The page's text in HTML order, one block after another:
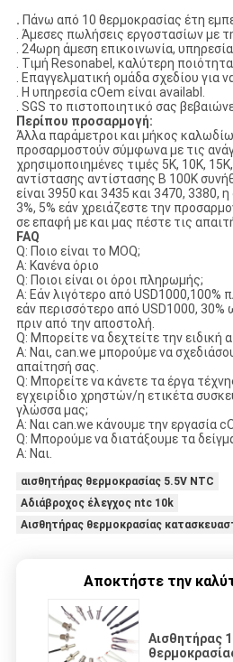
. Πάνω από 10 θερμοκρασίας έτη
. Άμεσες πωλήσεις εργοστασίων με
. 24ωρη άμεση επικοινωνία,
. Τιμή Resonabel, καλύτερη
. Επαγγελματική ομάδα σχεδίου για
. Η υπηρεσία cOem είναι availabl.
. SGS το πιστοποιητικό σας
Περίπου προσαρμογή:
Άλλα παράμετροι και μήκος
προσαρμοστούν σύμφωνα με τις
χρησιμοποιημένες τιμές 5K, 10K,
αντίστασης αντίστασης Β 100K
είναι 3950 και 3435 και 3470, 3380, η
3%, 5% εάν χρειάζεστε την
σε επαφή με και μας πέστε τις
FAQ
Q: Ποιο είναι το MOQ;
Α: Κανένα όριο
Q: Ποιοι είναι οι όροι πληρωμής;
Α: Εάν λιγότερο από USD1000,100%
εάν περισσότερο από USD1000, 30%
πριν από την αποστολή.
Q: Μπορείτε να δεχτείτε την ειδική
Α: Ναι, can.we μπορούμε να
απαίτησή σας.
Q: Μπορείτε να κάνετε τα έργα
εγχειρίδιο χρηστών/η ετικέτα
γλώσσα μας;
Α: Ναι can.we κάνουμε την εργασία
Q: Μπορούμε να διατάξουμε τα
Α: Ναι.
αισθητήρας θερμοκρασίας 5.5V NTC
Αδιάβροχος έλεγχος ntc 10k
Αισθητήρας θερμοκρασίας
Αποκτήστε την
Αισθητήρας